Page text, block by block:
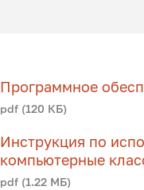
Программное
pdf (120 КБ)
Инструкция по
компьютерные
pdf (1.22 МБ)